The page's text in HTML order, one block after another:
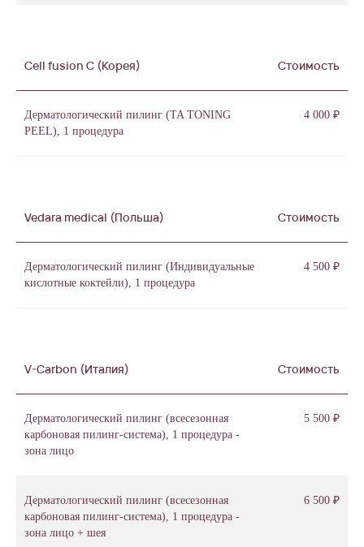
Cell fusion C (Корея) Стоимость
Дерматологический пилинг (TA TONING
PEEL), 1 процедура
4 000 ₽
Vedara medical (Польша) Стоимость
Дерматологический пилинг (Индивидуальные
кислотные коктейли), 1 процедура
4 500 ₽
V-Carbon (Италия) Стоимость
Дерматологический пилинг (всесезонная
карбоновая пилинг-система), 1 процедура -
зона лицо
5 500 ₽
Дерматологический пилинг (всесезонная
карбоновая пилинг-система), 1 процедура -
зона лицо + шея
6 500 ₽